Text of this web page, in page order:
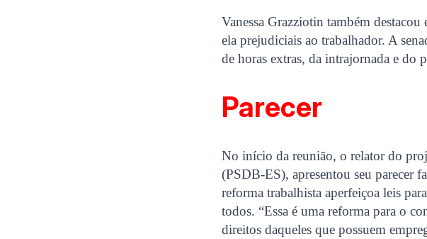
Vanessa Grazziotin também
ela prejudiciais ao trabalhador. A
de horas extras, da intrajornada e do
Parecer
No início da reunião, o relator do
(PSDB-ES), apresentou seu parecer
reforma trabalhista aperfeiçoa leis
todos. “Essa é uma reforma para o
direitos daqueles que possuem